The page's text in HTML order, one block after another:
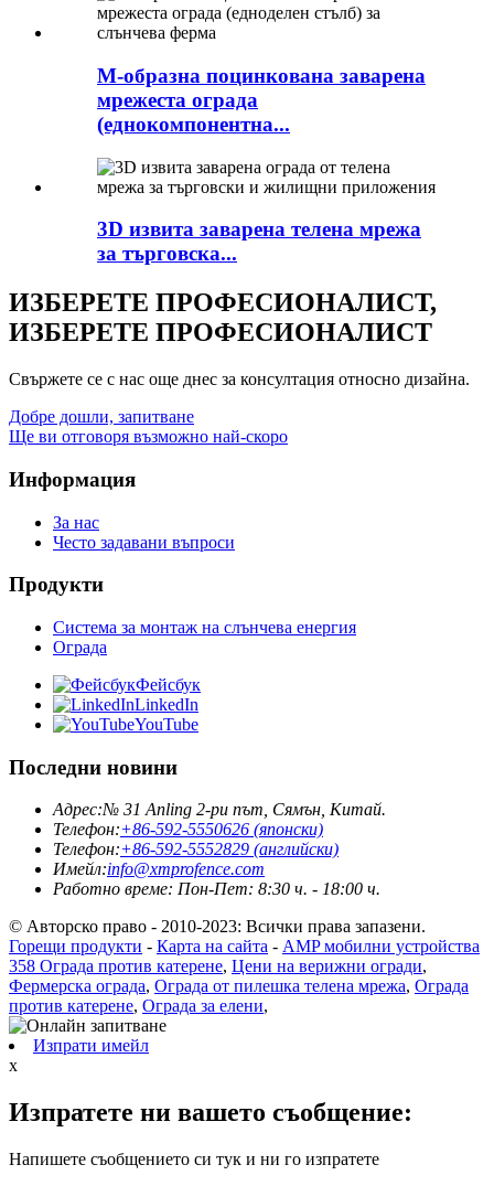
М-образна поцинкована заварена
мрежеста ограда
(еднокомпонентна...
3D извита заварена телена мрежа
за търговска...
ИЗБЕРЕТЕ ПРОФЕСИОНАЛИСТ,
ИЗБЕРЕТЕ ПРОФЕСИОНАЛИСТ
Свържете се с нас още днес за консултация относно дизайна.
Добре дошли, запитване
Ще ви отговоря възможно най-скоро
Информация
За нас
Често задавани въпроси
Продукти
Система за монтаж на слънчева енергия
Ограда
Фейсбук
LinkedIn
YouTube
Последни новини
Адрес:№ 31 Anling 2-ри път, Сямън, Китай.
Телефон:+86-592-5550626 (японски)
Телефон:+86-592-5552829 (английски)
Имейл:info@xmprofence.com
Работно време: Пон-Пет: 8:30 ч. - 18:00 ч.
© Авторско право - 2010-2023: Всички права запазени.
Горещи продукти - Карта на сайта - AMP мобилни устройства
358 Ограда против катерене, Цени на верижни огради,
Фермерска ограда, Ограда от пилешка телена мрежа, Ограда
против катерене, Ограда за елени,
Изпрати имейл
x
Изпратете ни вашето съобщение:
Напишете съобщението си тук и ни го изпратете